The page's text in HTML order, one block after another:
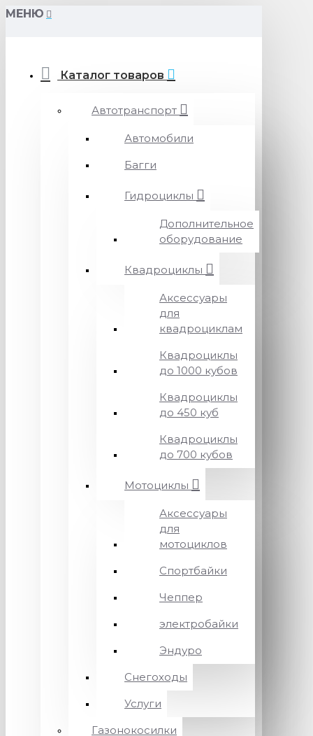
МЕНЮ
Каталог товаров
Автотранспорт
Автомобили
Багги
Гидроциклы
Дополнительное
оборудование
Квадроциклы
Аксессуары
для
квадроциклам
Квадроциклы
до 1000 кубов
Квадроциклы
до 450 куб
Квадроциклы
до 700 кубов
Мотоциклы
Аксессуары
для
мотоциклов
Спортбайки
Чеппер
электробайки
Эндуро
Снегоходы
Услуги
Газонокосилки